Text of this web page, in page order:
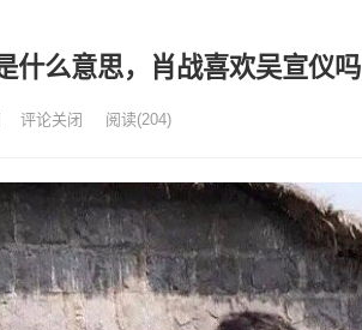
什么意思，肖战喜欢吴宣仪吗
评论关闭 阅读(204)